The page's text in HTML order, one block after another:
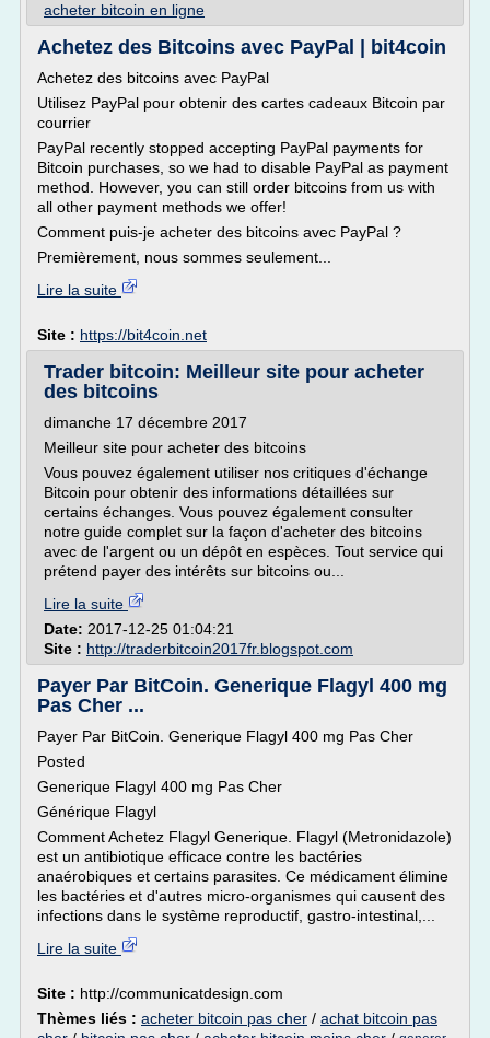
acheter bitcoin en ligne
Achetez des Bitcoins avec PayPal | bit4coin
Achetez des bitcoins avec PayPal
Utilisez PayPal pour obtenir des cartes cadeaux Bitcoin par
courrier
PayPal recently stopped accepting PayPal payments for
Bitcoin purchases, so we had to disable PayPal as payment
method. However, you can still order bitcoins from us with
all other payment methods we offer!
Comment puis-je acheter des bitcoins avec PayPal ?
Premièrement, nous sommes seulement...
Lire la suite
Site : https://bit4coin.net
Trader bitcoin: Meilleur site pour acheter
des bitcoins
dimanche 17 décembre 2017
Meilleur site pour acheter des bitcoins
Vous pouvez également utiliser nos critiques d'échange
Bitcoin pour obtenir des informations détaillées sur
certains échanges. Vous pouvez également consulter
notre guide complet sur la façon d'acheter des bitcoins
avec de l'argent ou un dépôt en espèces. Tout service qui
prétend payer des intérêts sur bitcoins ou...
Lire la suite
Date: 2017-12-25 01:04:21
Site : http://traderbitcoin2017fr.blogspot.com
Payer Par BitCoin. Generique Flagyl 400 mg
Pas Cher ...
Payer Par BitCoin. Generique Flagyl 400 mg Pas Cher
Posted
Generique Flagyl 400 mg Pas Cher
Générique Flagyl
Comment Achetez Flagyl Generique. Flagyl (Metronidazole)
est un antibiotique efficace contre les bactéries
anaérobiques et certains parasites. Ce médicament élimine
les bactéries et d'autres micro-organismes qui causent des
infections dans le système reproductif, gastro-intestinal,...
Lire la suite
Site : http://communicatdesign.com
Thèmes liés : acheter bitcoin pas cher / achat bitcoin pas